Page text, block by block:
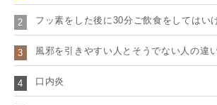
2 フッ素をした後に30分ご飲食をしてはい
3 風邪を引きやすい人とそうでない人の違
4 口内炎